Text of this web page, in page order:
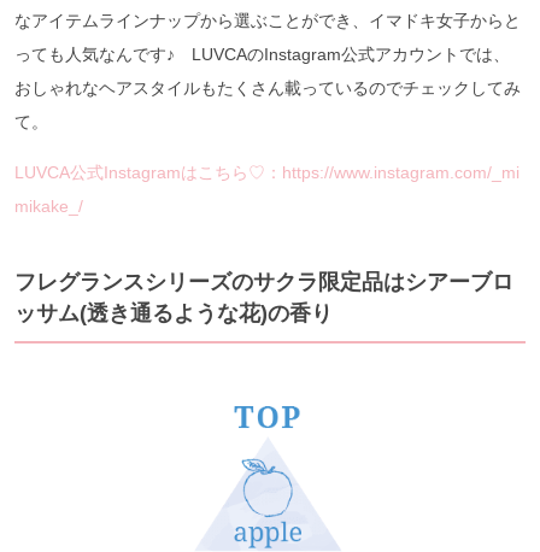
なアイテムラインナップから選ぶことができ、イマドキ女子からと
っても人気なんです♪ LUVCAのInstagram公式アカウントでは、
おしゃれなヘアスタイルもたくさん載っているのでチェックしてみ
て。
LUVCA公式Instagramはこちら♡：https://www.instagram.com/_mi
mikake_/
フレグランスシリーズのサクラ限定品はシアーブロ
ッサム(透き通るような花)の香り